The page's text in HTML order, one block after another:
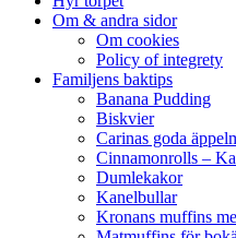
Om & andra sidor
Om cookies
Policy of integrety
Familjens baktips
Banana Pudding
Biskvier
Carinas goda
Cinnamonrolls –
Dumlekakor
Kanelbullar
Kronans muffins